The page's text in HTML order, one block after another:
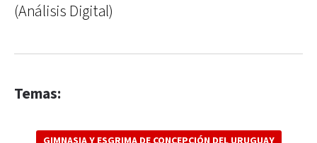
(Análisis Digital)
Temas: